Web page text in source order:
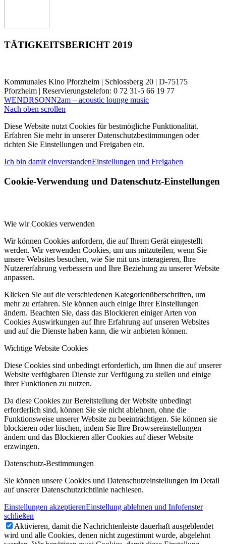
TÄTIGKEITSBERICHT 2019
Kommunales Kino Pforzheim | Schlossberg 20 | D-75175
Pforzheim | Reservierungstelefon: 0 72 31-5 66 19 77
WENDRSONN2am – acoustic lounge music
Nach oben scrollen
Diese Website nutzt Cookies für bestmögliche Funktionalität.
Erfahren Sie mehr in unserer Datenschutzbestimmungen oder
richten Sie Einstellungen und Freigaben ein.
Ich bin damit einverstandenEinstellungen und Freigaben
Cookie-Verwendung und Datenschutz-Einstellungen
Wie wir Cookies verwenden
Wir können Cookies anfordern, die auf Ihrem Gerät eingestellt
werden. Wir verwenden Cookies, um uns mitzuteilen, wenn Sie
unsere Websites besuchen, wie Sie mit uns interagieren, Ihre
Nutzererfahrung verbessern und Ihre Beziehung zu unserer Website
anpassen.
Klicken Sie auf die verschiedenen Kategorienüberschriften, um
mehr zu erfahren. Sie können auch einige Ihrer Einstellungen
ändern. Beachten Sie, dass das Blockieren einiger Arten von
Cookies Auswirkungen auf Ihre Erfahrung auf unseren Websites
und auf die Dienste haben kann, die wir anbieten können.
Wichtige Website Cookies
Diese Cookies sind unbedingt erforderlich, um Ihnen die auf unserer
Website verfügbaren Dienste zur Verfügung zu stellen und einige
ihrer Funktionen zu nutzen.
Da diese Cookies zur Bereitstellung der Website unbedingt
erforderlich sind, können Sie sie nicht ablehnen, ohne die
Funktionsweise unserer Website zu beeinträchtigen. Sie können sie
blockieren oder löschen, indem Sie Ihre Browsereinstellungen
ändern und das Blockieren aller Cookies auf dieser Website
erzwingen.
Datenschutz-Bestimmungen
Sie können unsere Cookies und Datenschutzeinstellungen im Detail
auf unserer Datenschutzrichtlinie nachlesen.
Einstellungen akzeptierenEinstellung ablehnen und Infofenster
schließen
Aktivieren, damit die Nachrichtenleiste dauerhaft ausgeblendet
wird und alle Cookies, denen nicht zugestimmt wurde, abgelehnt